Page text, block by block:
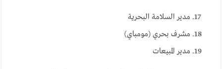
مدير السلامة البحرية
مشرف بحري (مومباي)
مدير المبيعات